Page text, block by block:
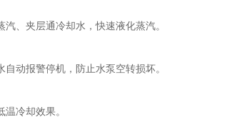
、夹层通冷却水，快速液化蒸汽。
动报警停机，防止水泵空转损坏。
冷却效果。